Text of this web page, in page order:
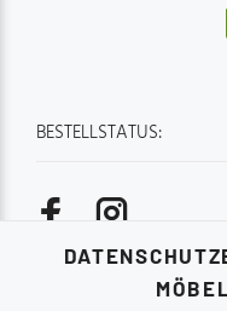
BESTELLSTATUS: